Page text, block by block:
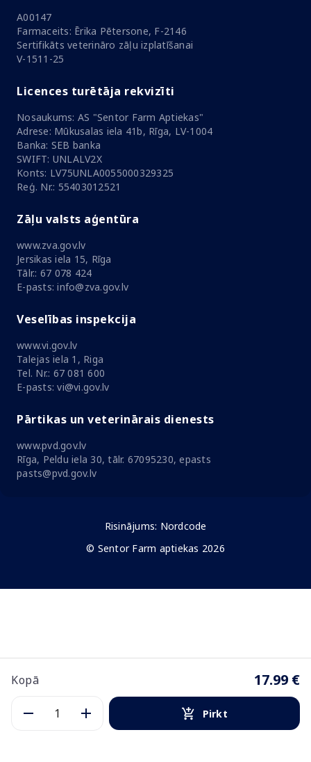
Kopā 17.99 €
Pirkt
A00147
Farmaceits: Ērika Pētersone, F-2146
Sertifikāts veterināro zāļu izplatīšanai
V-1511-25
Licences turētāja rekvizīti
Nosaukums: AS "Sentor Farm Aptiekas"
Adrese: Mūkusalas iela 41b, Rīga, LV-1004
Banka: SEB banka
SWIFT: UNLALV2X
Konts: LV75UNLA0055000329325
Reģ. Nr.: 55403012521
Zāļu valsts aģentūra
www.zva.gov.lv
Jersikas iela 15, Rīga
Tālr.: 67 078 424
E-pasts: info@zva.gov.lv
Veselības inspekcija
www.vi.gov.lv
Talejas iela 1, Riga
Tel. Nr.: 67 081 600
E-pasts: vi@vi.gov.lv
Pārtikas un veterinārais dienests
www.pvd.gov.lv
Rīga, Peldu iela 30, tālr. 67095230, epasts
pasts@pvd.gov.lv
Risinājums: Nordcode
© Sentor Farm aptiekas 2026